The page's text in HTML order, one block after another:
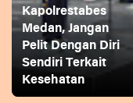
Kapolrestabes
Medan, Jangan
Pelit Dengan Diri
Sendiri Terkait
Kesehatan